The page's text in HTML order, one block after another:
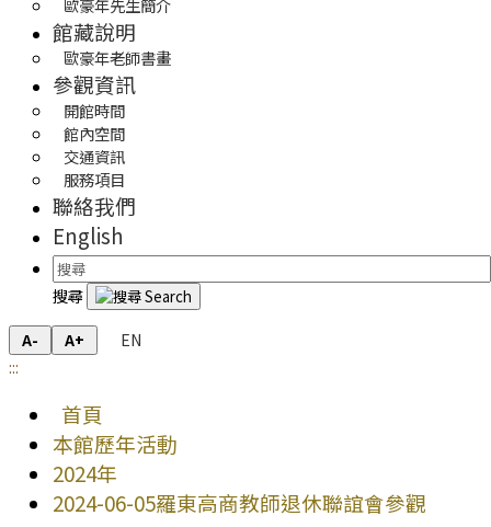
歐豪年先生簡介
館藏說明
歐豪年老師書畫
參觀資訊
開館時間
館內空間
交通資訊
服務項目
聯絡我們
English
搜尋
A- A+
EN
:::
首頁
本館歷年活動
2024年
2024-06-05羅東高商教師退休聯誼會參觀